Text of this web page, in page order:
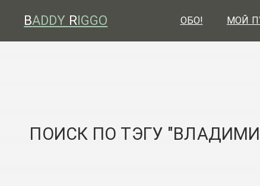
BADDY RIGGO ОБО! МОЙ
ПОИСК ПО ТЭГУ